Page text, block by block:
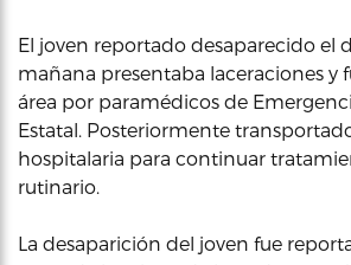
El joven reportado desaparecido el
mañana presentaba laceraciones y
área por paramédicos de
Estatal. Posteriormente
hospitalaria para continuar
rutinario.
La desaparición del joven fue